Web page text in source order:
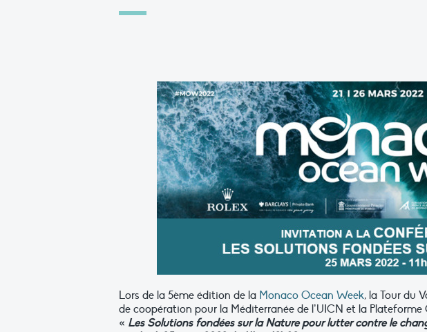
Lors de la 5ème édition de la Monaco Ocean Week, la Tour du
de coopération pour la Méditerranée de l’UICN et la
« Les Solutions fondées sur la Nature pour lutter contre le